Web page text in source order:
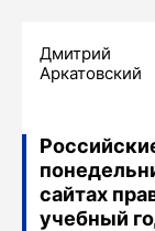
Дмитрий
Аркатовский
сайтах
учебный